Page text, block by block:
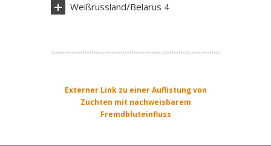
Weißrussland/Belarus 4
Externer Link zu einer Auflistung von
Zuchten mit nachweisbarem
Fremdbluteinfluss